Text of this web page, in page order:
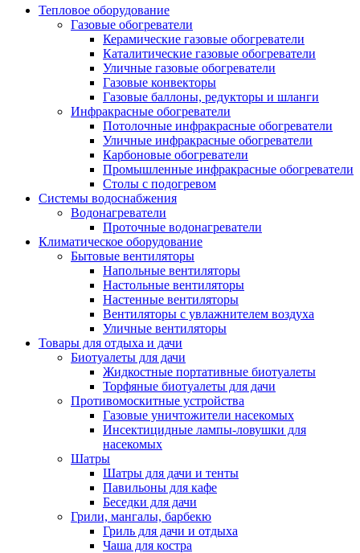
Тепловое оборудование
Газовые обогреватели
Керамические газовые обогреватели
Каталитические газовые обогреватели
Уличные газовые обогреватели
Газовые конвекторы
Газовые баллоны, редукторы и шланги
Инфракрасные обогреватели
Потолочные инфракрасные обогреватели
Уличные инфракрасные обогреватели
Карбоновые обогреватели
Промышленные инфракрасные обогреватели
Столы с подогревом
Системы водоснабжения
Водонагреватели
Проточные водонагреватели
Климатическое оборудование
Бытовые вентиляторы
Напольные вентиляторы
Настольные вентиляторы
Настенные вентиляторы
Вентиляторы с увлажнителем воздуха
Уличные вентиляторы
Товары для отдыха и дачи
Биотуалеты для дачи
Жидкостные портативные биотуалеты
Торфяные биотуалеты для дачи
Противомоскитные устройства
Газовые уничтожители насекомых
Инсектицидные лампы-ловушки для
насекомых
Шатры
Шатры для дачи и тенты
Павильоны для кафе
Беседки для дачи
Грили, мангалы, барбекю
Гриль для дачи и отдыха
Чаша для костра